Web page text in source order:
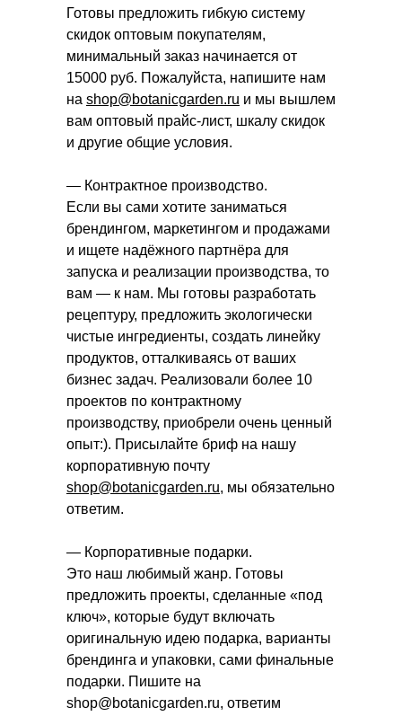
Готовы предложить гибкую систему
скидок оптовым покупателям,
минимальный заказ начинается от
15000 руб. Пожалуйста, напишите нам
на shop@botanicgarden.ru и мы вышлем
вам оптовый прайс-лист, шкалу скидок
и другие общие условия.
— Контрактное производство.
Если вы сами хотите заниматься
брендингом, маркетингом и продажами
и ищете надёжного партнёра для
запуска и реализации производства, то
вам — к нам. Мы готовы разработать
рецептуру, предложить экологически
чистые ингредиенты, создать линейку
продуктов, отталкиваясь от ваших
бизнес задач. Реализовали более 10
проектов по контрактному
производству, приобрели очень ценный
опыт:). Присылайте бриф на нашу
корпоративную почту
shop@botanicgarden.ru, мы обязательно
ответим.
— Корпоративные подарки.
Это наш любимый жанр. Готовы
предложить проекты, сделанные «под
ключ», которые будут включать
оригинальную идею подарка, варианты
брендинга и упаковки, сами финальные
подарки. Пишите на
shop@botanicgarden.ru, ответим